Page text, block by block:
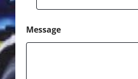
Message